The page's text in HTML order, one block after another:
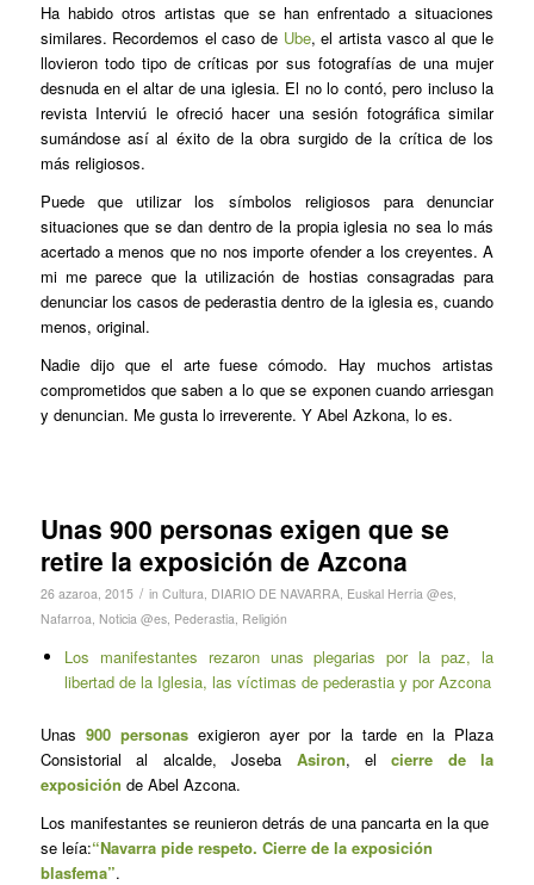
Ha habido otros artistas que se han enfrentado a situaciones
similares. Recordemos el caso de Ube, el artista vasco al que le
llovieron todo tipo de críticas por sus fotografías de una mujer
desnuda en el altar de una iglesia. El no lo contó, pero incluso la
revista Interviú le ofreció hacer una sesión fotográfica similar
sumándose así al éxito de la obra surgido de la crítica de los
más religiosos.
Puede que utilizar los símbolos religiosos para denunciar
situaciones que se dan dentro de la propia iglesia no sea lo más
acertado a menos que no nos importe ofender a los creyentes. A
mi me parece que la utilización de hostias consagradas para
denunciar los casos de pederastia dentro de la iglesia es, cuando
menos, original.
Nadie dijo que el arte fuese cómodo. Hay muchos artistas
comprometidos que saben a lo que se exponen cuando arriesgan
y denuncian. Me gusta lo irreverente. Y Abel Azkona, lo es.
Unas 900 personas exigen que se
retire la exposición de Azcona
26 azaroa, 2015 / in Cultura DIARIO DE NAVARRA, Euskal Herria @es,
Nafarroa Noticia @es, Pederastia Religión
Los manifestantes rezaron unas plegarias por la paz, la
libertad de la Iglesia, las víctimas de pederastia y por Azcona
Unas 900 personasexigieron ayer por la tarde en la Plaza
Consistorial al alcalde, Joseba Asiron, elcierre de la
exposición de Abel Azcona.
Los manifestantes se reunieron detrás de una pancarta en la que
se leía:“Navarra pide respeto. Cierre de la exposición
blasfema”.